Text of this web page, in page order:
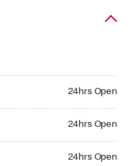
24hrs Open
24hrs Open
24hrs Open